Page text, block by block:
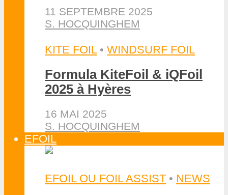
11 SEPTEMBRE 2025
S. HOCQUINGHEM
KITE FOIL • WINDSURF FOIL
Formula KiteFoil & iQFoil
2025 à Hyères
16 MAI 2025
S. HOCQUINGHEM
EFOIL
EFOIL OU FOIL ASSIST • NEWS